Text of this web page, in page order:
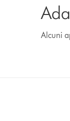
Alcuni